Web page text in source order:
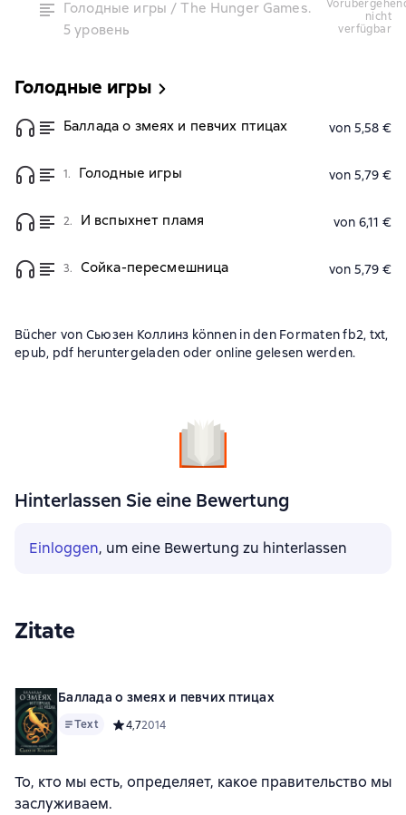
Голодные игры / The Hunger Games.
5 уровень
vorübergehend
nicht
verfügbar
Голодные игры
Баллада о змеях и певчих птицах von 5,58 €
1. Голодные игры von 5,79 €
2. И вспыхнет пламя von 6,11 €
3. Сойка-пересмешница von 5,79 €
Bücher von Сьюзен Коллинз können in den Formaten fb2, txt,
epub, pdf heruntergeladen oder online gelesen werden.
Hinterlassen Sie eine Bewertung
Einloggen, um eine Bewertung zu hinterlassen
Zitate
Баллада о змеях и певчих птицах
Text Средний рейтинг 4,7 на основе 2014 оценок
4,72014
То, кто мы есть, определяет, какое правительство мы
заслуживаем.